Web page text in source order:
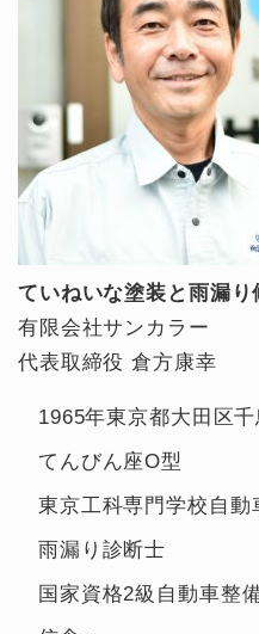
ていねいな塗装と雨漏り
有限会社サンカラー
代表取締役 倉方康幸
1965年東京都大田区
てんびん座O型
東京工科専門学校自動
雨漏り診断士
国家資格2級自動車整